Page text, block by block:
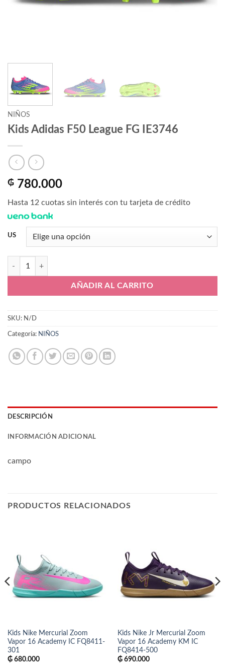
NIÑOS
Kids Adidas F50 League FG IE3746
₲ 780.000
Hasta 12 cuotas sin interés con tu tarjeta de crédito
US
Kids Adidas F50 League FG IE3746 cantidad
AÑADIR AL CARRITO
SKU: N/D
Categoría: NIÑOS
DESCRIPCIÓN
INFORMACIÓN ADICIONAL
campo
PRODUCTOS RELACIONADOS
Kids Nike Mercurial Zoom
Vapor 16 Academy IC FQ8411-
301
₲680.000
Kids Nike Jr Mercurial Zoom
Vapor 16 Academy KM IC
FQ8414-500
₲690.000